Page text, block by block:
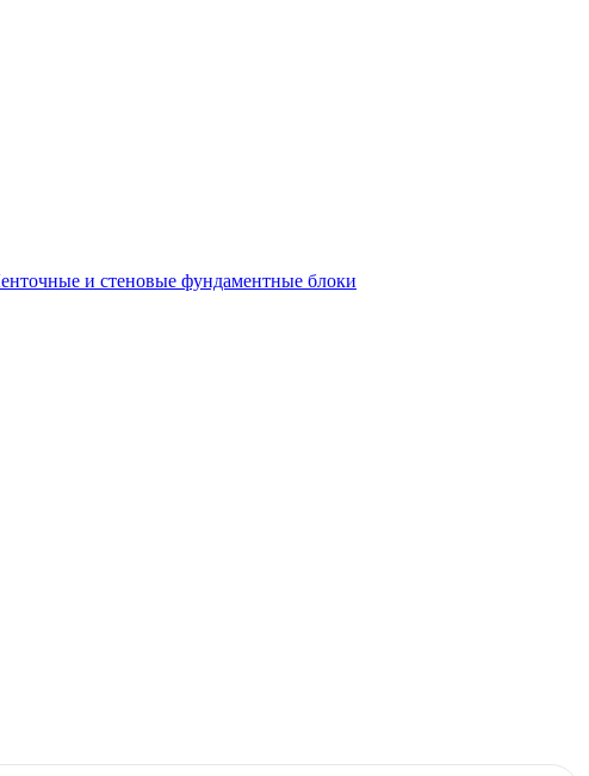
и стеновые фундаментные блоки